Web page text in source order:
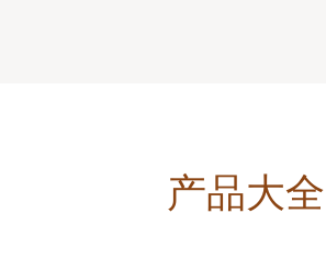
产品大全